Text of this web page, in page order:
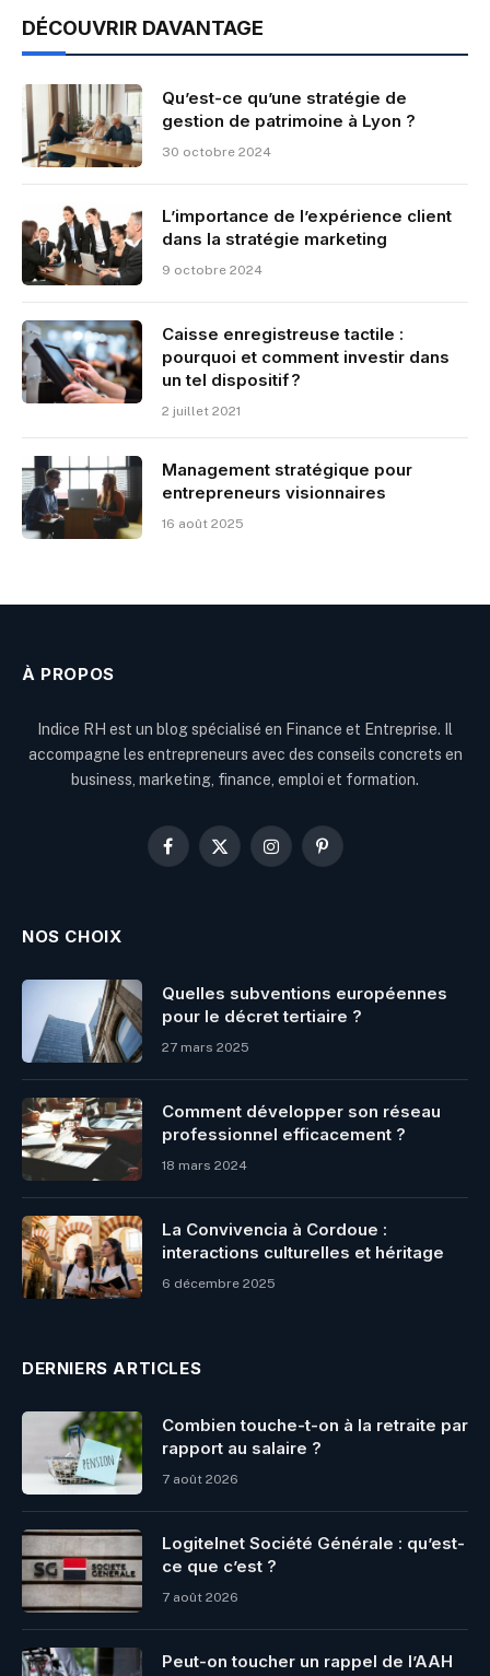
DÉCOUVRIR DAVANTAGE
Qu’est-ce qu’une stratégie de
gestion de patrimoine à Lyon ?
30 octobre 2024
L’importance de l’expérience client
dans la stratégie marketing
9 octobre 2024
Caisse enregistreuse tactile :
pourquoi et comment investir dans
un tel dispositif ?
2 juillet 2021
Management stratégique pour
entrepreneurs visionnaires
16 août 2025
À PROPOS
Indice RH est un blog spécialisé en Finance et Entreprise. Il
accompagne les entrepreneurs avec des conseils concrets en
business, marketing, finance, emploi et formation.
Facebook
X
InstagramPinterest
NOS CHOIX
Quelles subventions européennes
pour le décret tertiaire ?
27 mars 2025
Comment développer son réseau
professionnel efficacement ?
18 mars 2024
La Convivencia à Cordoue :
interactions culturelles et héritage
6 décembre 2025
DERNIERS ARTICLES
Combien touche-t-on à la retraite par
rapport au salaire ?
7 août 2026
Logitelnet Société Générale : qu’est-
ce que c’est ?
7 août 2026
Peut-on toucher un rappel de l’AAH